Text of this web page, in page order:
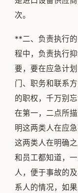
次。
**二、负责执行
程中，负责执行
要，要在应急计
门、职务和联系
的职权，千万别
在第一，二点所
明这两类人在应
这两类人在明确
和员工都知道，
人，便于事故的
系人的情况，如